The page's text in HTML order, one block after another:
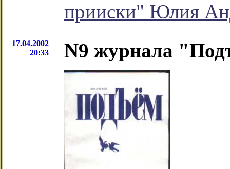
прииски" Юлия
17.04.2002
20:33
N9 журнала